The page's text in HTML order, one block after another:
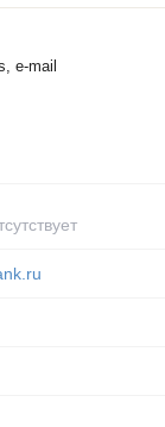
e-mail